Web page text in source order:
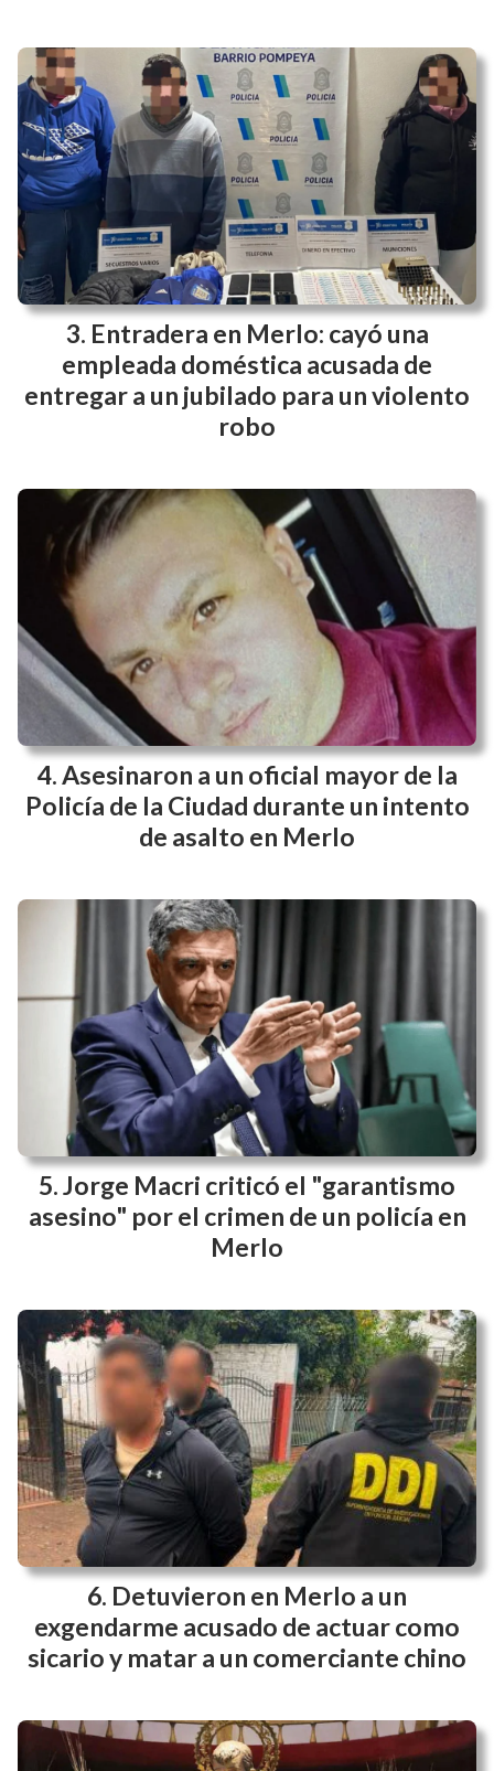
Entradera en Merlo: cayó una
empleada doméstica acusada de
entregar a un jubilado para un violento
robo
Asesinaron a un oficial mayor de la
Policía de la Ciudad durante un intento
de asalto en Merlo
Jorge Macri criticó el "garantismo
asesino" por el crimen de un policía en
Merlo
Detuvieron en Merlo a un
exgendarme acusado de actuar como
sicario y matar a un comerciante chino